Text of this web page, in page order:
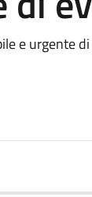
e urgente